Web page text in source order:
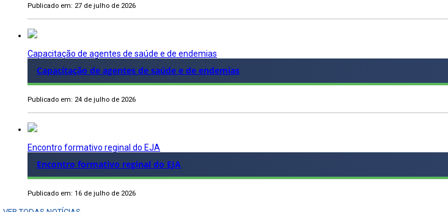
Publicado em: 27 de julho de 2026
Capacitação de agentes de saúde e de endemias
Capacitação de agentes de saúde e de endemias
Publicado em: 24 de julho de 2026
Encontro formativo reginal do EJA
Encontro formativo reginal do EJA
Publicado em: 16 de julho de 2026